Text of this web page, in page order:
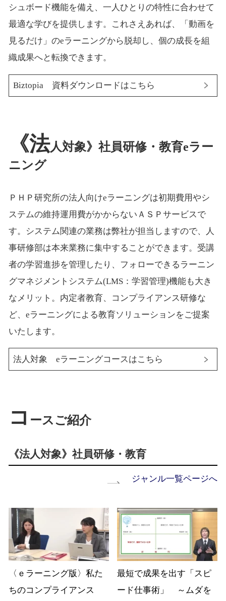
シュボード機能を備え、一人ひとりの特性に合わせて
最適な学びを提供します。これさえあれば、「動画を
見るだけ」のeラーニングから脱却し、個の成長を組
織成果へと転換できます。
Biztopia 資料ダウンロードはこちら
《法人対象》社員研修・教育eラー
ニング
ＰＨＰ研究所の法人向けeラーニングは初期費用やシ
ステムの維持運用費がかからないＡＳＰサービスで
す。システム関連の業務は弊社が担当しますので、人
事研修部は本来業務に集中することができます。受講
者の学習進捗を管理したり、フォローできるラーニン
グマネジメントシステム(LMS：学習管理)機能も大き
なメリット。内定者教育、コンプライアンス研修な
ど、eラーニングによる教育ソリューションをご提案
いたします。
法人対象 eラーニングコースはこちら
コ ースご紹介
《法人対象》社員研修・教育
ジャンル一覧ページへ
〈ｅラーニング版〉私た
ちのコンプライアンス
最短で成果を出す「スピ
ード仕事術」 ～ムダを